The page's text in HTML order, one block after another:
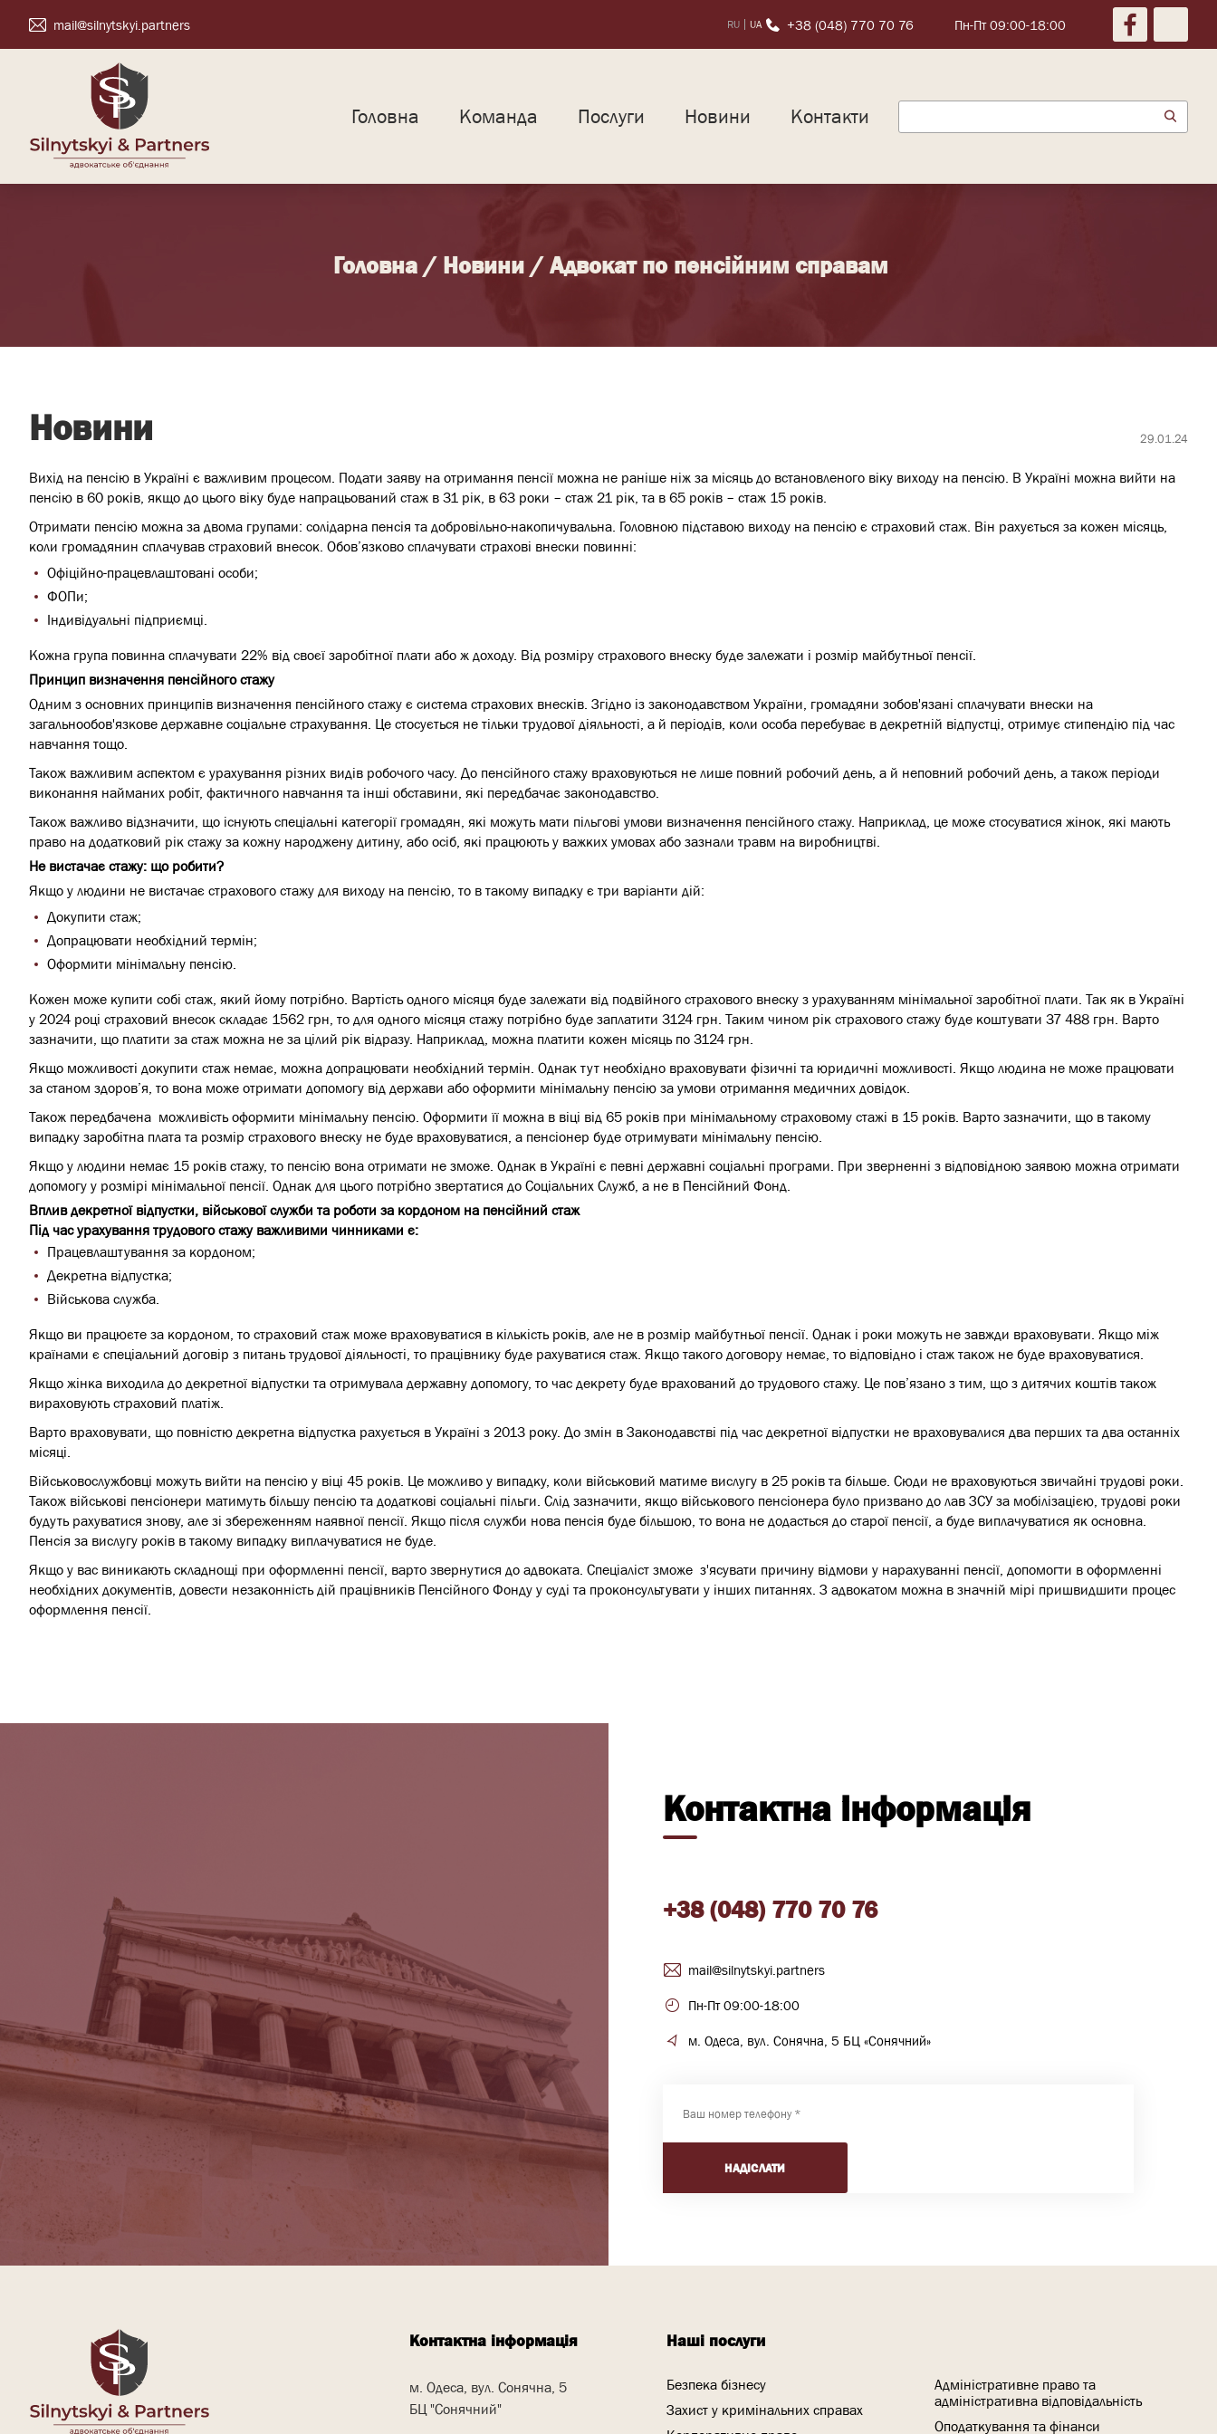
mail@silnytskyi.partners RU UA +38 (048) 770 70 76 Пн-Пт 09:00-18:00
Головна Команда Послуги Новини Контакти
Головна / Новини / Адвокат по пенсійним справам
Новини 29.01.24
Вихід на пенсію в Україні є важливим процесом. Подати заяву на отримання пенсії можна не раніше ніж за місяць до встановленого віку виходу на пенсію. В Україні можна вийти на
пенсію в 60 років, якщо до цього віку буде напрацьований стаж в 31 рік, в 63 роки – стаж 21 рік, та в 65 років – стаж 15 років.
Отримати пенсію можна за двома групами: солідарна пенсія та добровільно-накопичувальна. Головною підставою виходу на пенсію є страховий стаж. Він рахується за кожен місяць,
коли громадянин сплачував страховий внесок. Обов’язково сплачувати страхові внески повинні:
Офіційно-працевлаштовані особи;
ФОПи;
Індивідуальні підприємці.
Кожна група повинна сплачувати 22% від своєї заробітної плати або ж доходу. Від розміру страхового внеску буде залежати і розмір майбутньої пенсії.
Принцип визначення пенсійного стажу
Одним з основних принципів визначення пенсійного стажу є система страхових внесків. Згідно із законодавством України, громадяни зобов'язані сплачувати внески на
загальнообов'язкове державне соціальне страхування. Це стосується не тільки трудової діяльності, а й періодів, коли особа перебуває в декретній відпустці, отримує стипендію під час
навчання тощо.
Також важливим аспектом є урахування різних видів робочого часу. До пенсійного стажу враховуються не лише повний робочий день, а й неповний робочий день, а також періоди
виконання найманих робіт, фактичного навчання та інші обставини, які передбачає законодавство.
Також важливо відзначити, що існують спеціальні категорії громадян, які можуть мати пільгові умови визначення пенсійного стажу. Наприклад, це може стосуватися жінок, які мають
право на додатковий рік стажу за кожну народжену дитину, або осіб, які працюють у важких умовах або зазнали травм на виробництві.
Не вистачає стажу: що робити?
Якщо у людини не вистачає страхового стажу для виходу на пенсію, то в такому випадку є три варіанти дій:
Докупити стаж;
Допрацювати необхідний термін;
Оформити мінімальну пенсію.
Кожен може купити собі стаж, який йому потрібно. Вартість одного місяця буде залежати від подвійного страхового внеску з урахуванням мінімальної заробітної плати. Так як в Україні
у 2024 році страховий внесок складає 1562 грн, то для одного місяця стажу потрібно буде заплатити 3124 грн. Таким чином рік страхового стажу буде коштувати 37 488 грн. Варто
зазначити, що платити за стаж можна не за цілий рік відразу. Наприклад, можна платити кожен місяць по 3124 грн.
Якщо можливості докупити стаж немає, можна допрацювати необхідний термін. Однак тут необхідно враховувати фізичні та юридичні можливості. Якщо людина не може працювати
за станом здоров’я, то вона може отримати допомогу від держави або оформити мінімальну пенсію за умови отримання медичних довідок.
Також передбачена можливість оформити мінімальну пенсію. Оформити її можна в віці від 65 років при мінімальному страховому стажі в 15 років. Варто зазначити, що в такому
випадку заробітна плата та розмір страхового внеску не буде враховуватися, а пенсіонер буде отримувати мінімальну пенсію.
Якщо у людини немає 15 років стажу, то пенсію вона отримати не зможе. Однак в Україні є певні державні соціальні програми. При зверненні з відповідною заявою можна отримати
допомогу у розмірі мінімальної пенсії. Однак для цього потрібно звертатися до Соціальних Служб, а не в Пенсійний Фонд.
Вплив декретної відпустки, військової служби та роботи за кордоном на пенсійний стаж
Під час урахування трудового стажу важливими чинниками є:
Працевлаштування за кордоном;
Декретна відпустка;
Військова служба.
Якщо ви працюєте за кордоном, то страховий стаж може враховуватися в кількість років, але не в розмір майбутньої пенсії. Однак і роки можуть не завжди враховувати. Якщо між
країнами є спеціальний договір з питань трудової діяльності, то працівнику буде рахуватися стаж. Якщо такого договору немає, то відповідно і стаж також не буде враховуватися.
Якщо жінка виходила до декретної відпустки та отримувала державну допомогу, то час декрету буде врахований до трудового стажу. Це пов’язано з тим, що з дитячих коштів також
вираховують страховий платіж.
Варто враховувати, що повністю декретна відпустка рахується в Україні з 2013 року. До змін в Законодавстві під час декретної відпустки не враховувалися два перших та два останніх
місяці.
Військовослужбовці можуть вийти на пенсію у віці 45 років. Це можливо у випадку, коли військовий матиме вислугу в 25 років та більше. Сюди не враховуються звичайні трудові роки.
Також військові пенсіонери матимуть більшу пенсію та додаткові соціальні пільги. Слід зазначити, якщо військового пенсіонера було призвано до лав ЗСУ за мобілізацією, трудові роки
будуть рахуватися знову, але зі збереженням наявної пенсії. Якщо після служби нова пенсія буде більшою, то вона не додасться до старої пенсії, а буде виплачуватися як основна.
Пенсія за вислугу років в такому випадку виплачуватися не буде.
Якщо у вас виникають складнощі при оформленні пенсії, варто звернутися до адвоката. Спеціаліст зможе з'ясувати причину відмови у нарахуванні пенсії, допомогти в оформленні
необхідних документів, довести незаконність дій працівників Пенсійного Фонду у суді та проконсультувати у інших питаннях. З адвокатом можна в значній мірі пришвидшити процес
оформлення пенсії.
Контактна інформація
+38 (048) 770 70 76
mail@silnytskyi.partners
Пн-Пт 09:00-18:00
м. Одеса, вул. Сонячна, 5 БЦ «Сонячний»
НАДІСЛАТИ
Контактна інформація
м. Одеса, вул. Сонячна, 5
БЦ "Сонячний"
Наші послуги
Безпека бізнесу
Захист у кримінальних справах
Адміністративне право та
адміністративна відповідальність
Оподаткування та фінанси